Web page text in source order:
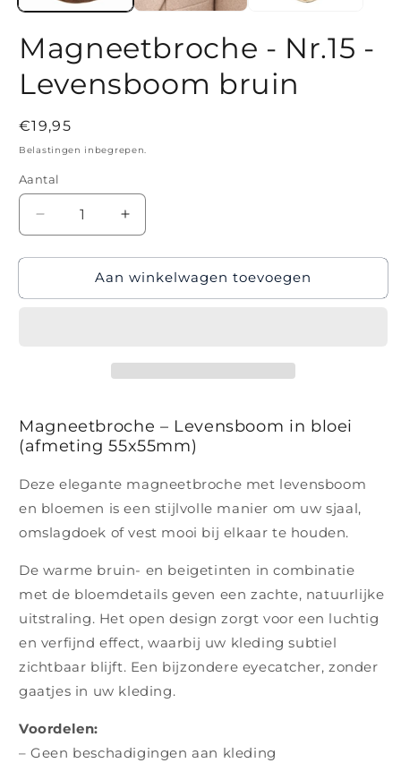
Magneetbroche - Nr.15 -
Levensboom bruin
Normale
prijs
€19,95
Belastingen inbegrepen.
Aantal
Aantal
verlagen
voor
Magneetbroche
-
Aantal
verhogen
voor
Magneetbroche
-
Aan winkelwagen toevoegen
Magneetbroche – Levensboom in bloei
(afmeting 55x55mm)
Deze elegante magneetbroche met levensboom
en bloemen is een stijlvolle manier om uw sjaal,
omslagdoek of vest mooi bij elkaar te houden.
De warme bruin- en beigetinten in combinatie
met de bloemdetails geven een zachte, natuurlijke
uitstraling. Het open design zorgt voor een luchtig
en verfijnd effect, waarbij uw kleding subtiel
zichtbaar blijft. Een bijzondere eyecatcher, zonder
gaatjes in uw kleding.
Voordelen:
– Geen beschadigingen aan kleding